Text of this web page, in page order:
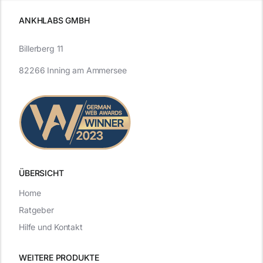
ANKHLABS GMBH
ÜBERSICHT
WEITERE PRODUKTE
Billerberg 11
82266 Inning am Ammersee
Home
Ratgeber
Hilfe und Kontakt